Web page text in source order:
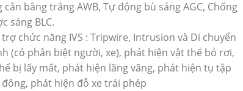
cân bằng trắng AWB, Tự động bù sáng AGC, Chống
sáng BLC.
trợ chức năng IVS : Tripwire, Intrusion và Di chuyển
(có phân biệt người, xe), phát hiện vật thể bỏ rơi,
bị lấy mất, phát hiện lãng vãng, phát hiện tụ tập
phát hiện đỗ xe trái phép